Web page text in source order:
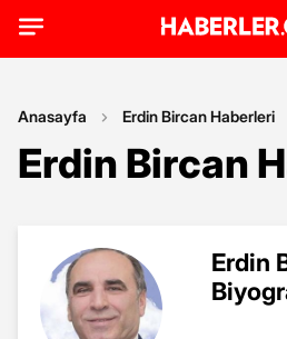
Anasayfa Erdin Bircan Haberleri
Erdin Bircan
Erdin